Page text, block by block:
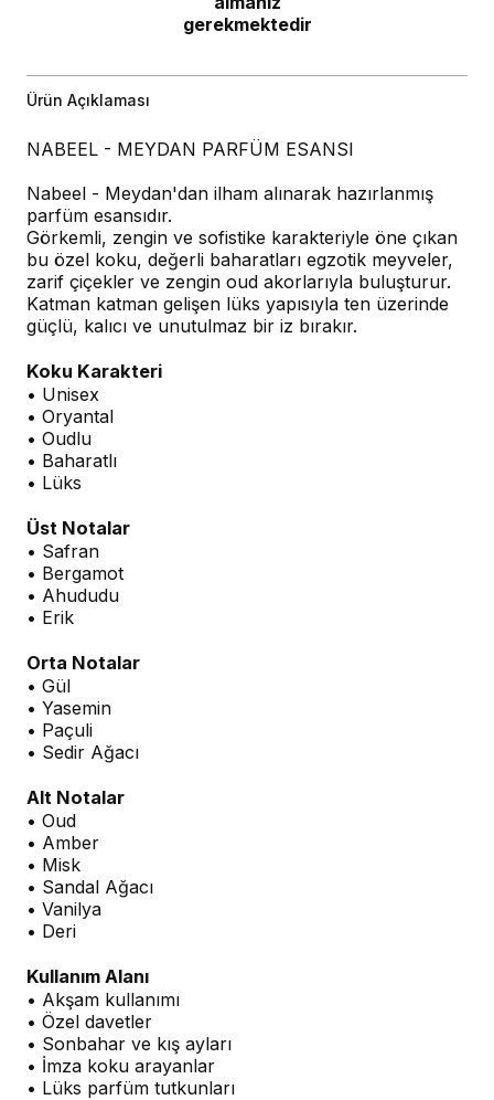
gerekmektedir
Ürün Açıklaması
NABEEL - MEYDAN PARFÜM ESANSI
Nabeel - Meydan'dan ilham alınarak hazırlanmış
parfüm esansıdır.
Görkemli, zengin ve sofistike karakteriyle öne çıkan
bu özel koku, değerli baharatları egzotik meyveler,
zarif çiçekler ve zengin oud akorlarıyla buluşturur.
Katman katman gelişen lüks yapısıyla ten üzerinde
güçlü, kalıcı ve unutulmaz bir iz bırakır.
Koku Karakteri
• Unisex
• Oryantal
• Oudlu
• Baharatlı
• Lüks
Üst Notalar
• Safran
• Bergamot
• Ahududu
• Erik
Orta Notalar
• Gül
• Yasemin
• Paçuli
• Sedir Ağacı
Alt Notalar
• Oud
• Amber
• Misk
• Sandal Ağacı
• Vanilya
• Deri
Kullanım Alanı
• Akşam kullanımı
• Özel davetler
• Sonbahar ve kış ayları
• İmza koku arayanlar
• Lüks parfüm tutkunları